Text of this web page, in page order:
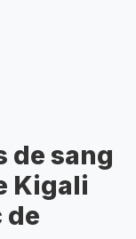
de sang
Kigali
de